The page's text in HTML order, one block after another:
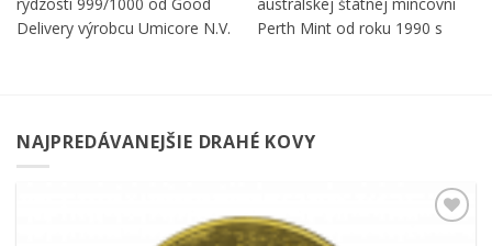
Delivery výrobcu Umicore N.V.
Perth Mint od roku 1990 s
NAJPREDÁVANEJŠIE DRAHÉ KOVY